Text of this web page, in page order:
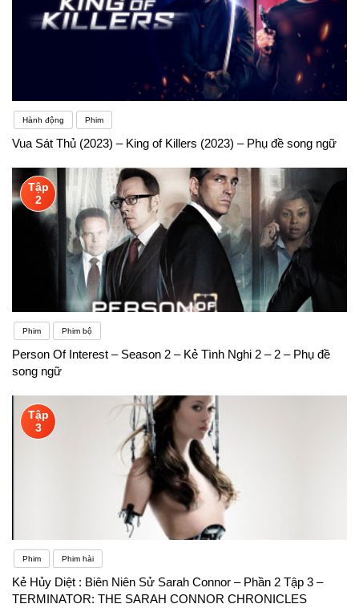
Hành động Phim
Vua Sát Thủ (2023) – King of Killers (2023) – Phụ đề song ngữ
Tập
2
Phim Phim bộ
Person Of Interest – Season 2 – Kẻ Tình Nghi 2 – 2 – Phụ đề
song ngữ
Tập
3
Phim Phim hài
Kẻ Hủy Diệt : Biên Niên Sử Sarah Connor – Phần 2 Tập 3 –
TERMINATOR: THE SARAH CONNOR CHRONICLES